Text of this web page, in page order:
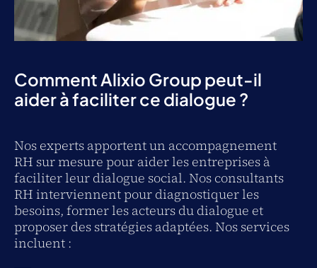
Comment Alixio Group peut-il
aider à faciliter ce dialogue ?
Nos experts apportent un accompagnement
RH sur mesure pour aider les entreprises à
faciliter leur dialogue social. Nos consultants
RH interviennent pour diagnostiquer les
besoins, former les acteurs du dialogue et
proposer des stratégies adaptées. Nos services
incluent :